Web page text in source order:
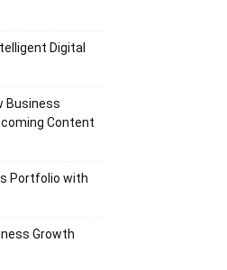
Digital
Business
Content
Portfolio with
Growth